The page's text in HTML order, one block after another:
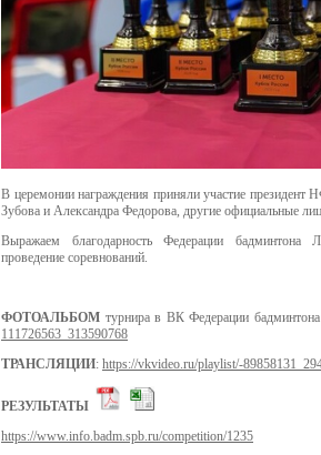
В церемонии награждения приняли участие
Зубова и Александра Федорова, другие официальные
Выражаем благодарность Федерации бадминтона
проведение соревнований.
ФОТОАЛЬБОМ турнира в ВК Федерации
111726563_313590768
ТРАНСЛЯЦИИ: https://vkvideo.ru/playlist/-
РЕЗУЛЬТАТЫ
https://www.info.badm.spb.ru/competition/1235